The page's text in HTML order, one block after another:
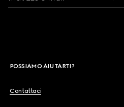
POSSIAMO AIUTARTI?
Contattaci